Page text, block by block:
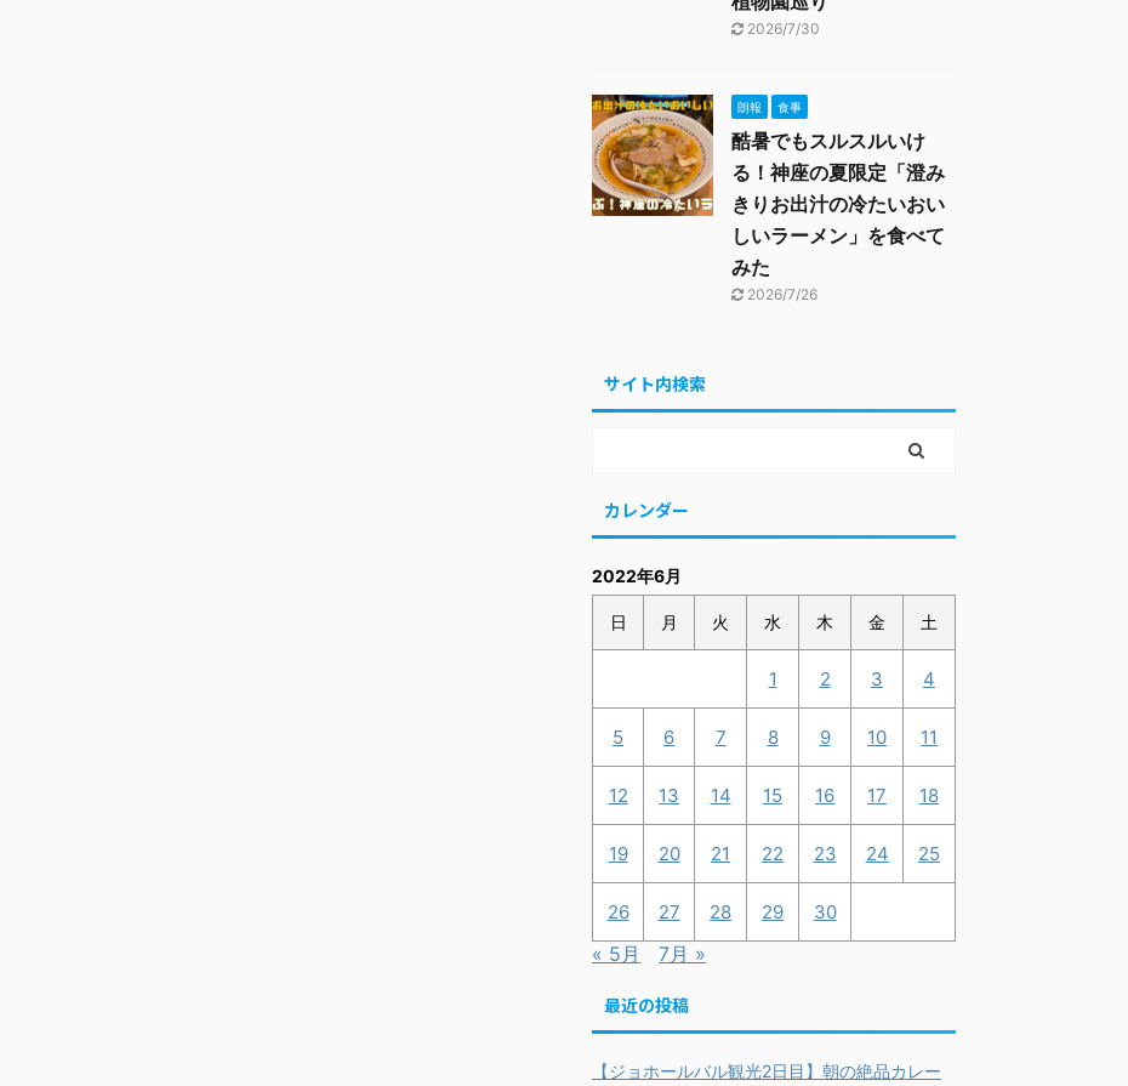
2026/7/30
朗報 食事
酷暑でもスルスルいけ
る！神座の夏限定「澄み
きりお出汁の冷たいおい
しいラーメン」を食べて
みた
2026/7/26
サイト内検索
カレンダー
2022年6月
日 月 火 水 木 金 土
1 2 3 4
5 6 7 8 9 10 11
12 13 14 15 16 17 18
19 20 21 22 23 24 25
26 27 28 29 30
« 5月 7月 »
最近の投稿
【ジョホールバル観光2日目】朝の絶品カレー